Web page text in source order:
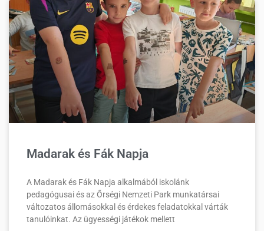
Madarak és Fák Napja
A Madarak és Fák Napja alkalmából iskolánk
pedagógusai és az Őrségi Nemzeti Park munkatársai
változatos állomásokkal és érdekes feladatokkal várták
tanulóinkat. Az ügyességi játékok mellett